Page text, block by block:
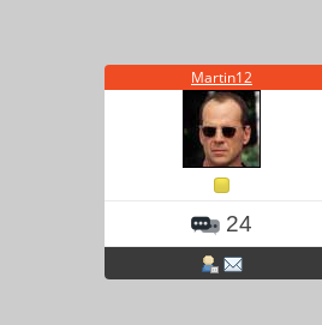
Martin12
24